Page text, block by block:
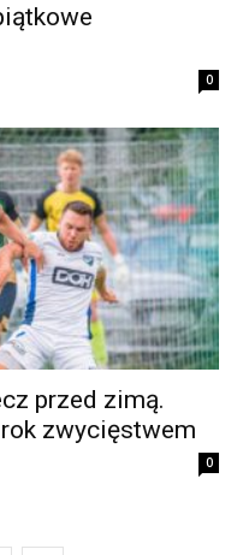
0
przed zimą.
zwycięstwem
0